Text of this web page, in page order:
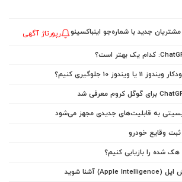
جدید با شماره‌جو اینباکسینو رپورتاژ آگهی
10 جلوگیری کنیم؟
به قابلیت‌های جدیدی مجهز می‌شود
ثبت وقایع خودرو
شده را بازیابی کنیم؟